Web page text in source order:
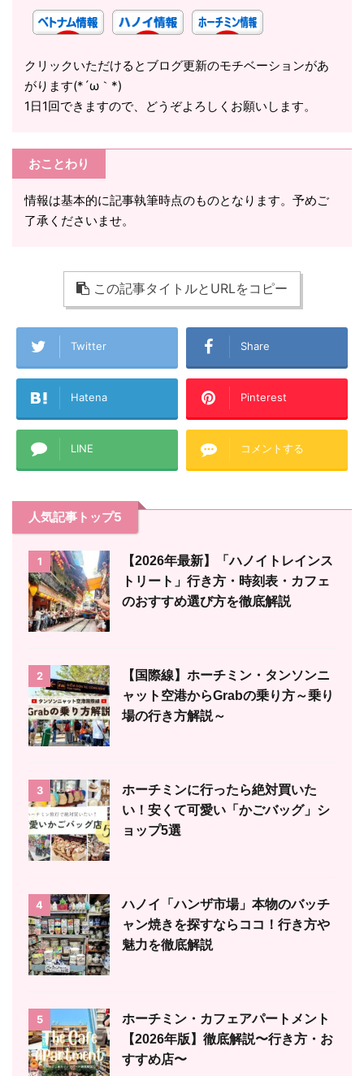
クリックいただけるとブログ更新のモチベーションがあ
がります(*´ω｀*)
1日1回できますので、どうぞよろしくお願いします。
おことわり
情報は基本的に記事執筆時点のものとなります。予めご
了承くださいませ。
この記事タイトルとURLをコピー
Twitter Share
Hatena Pinterest
LINE コメントする
人気記事トップ5
1
【2026年最新】「ハノイトレインス
トリート」行き方・時刻表・カフェ
のおすすめ選び方を徹底解説
2
【国際線】ホーチミン・タンソンニ
ャット空港からGrabの乗り方～乗り
場の行き方解説～
3
ホーチミンに行ったら絶対買いた
い！安くて可愛い「かごバッグ」シ
ョップ5選
4
ハノイ「ハンザ市場」本物のバッチ
ャン焼きを探すならココ！行き方や
魅力を徹底解説
5
ホーチミン・カフェアパートメント
【2026年版】徹底解説〜行き方・お
すすめ店〜